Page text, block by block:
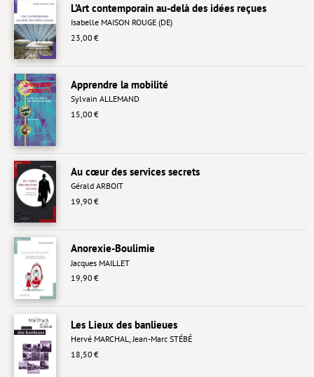
Idées reçues – Corporate
Hors collection
CONTACT
MENTIONS LÉGALES
POLITIQUE RELATIVE AUX COOKIES
L’Art contemporain au-delà des idées reçues
Isabelle MAISON ROUGE (DE)
23,00 €
Apprendre la mobilité
Sylvain ALLEMAND
15,00 €
Au cœur des services secrets
Gérald ARBOIT
19,90 €
Anorexie-Boulimie
Jacques MAILLET
19,90 €
Les Lieux des banlieues
Hervé MARCHAL,Jean-Marc STÉBÉ
18,50 €